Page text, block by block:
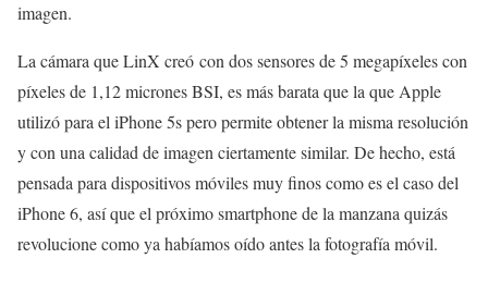
imagen.
La cámara que LinX creó con dos sensores de 5 megapíxeles con
píxeles de 1,12 micrones BSI, es más barata que la que Apple
utilizó para el iPhone 5s pero permite obtener la misma resolución
y con una calidad de imagen ciertamente similar. De hecho, está
pensada para dispositivos móviles muy finos como es el caso del
iPhone 6, así que el próximo smartphone de la manzana quizás
revolucione como ya habíamos oído antes la fotografía móvil.